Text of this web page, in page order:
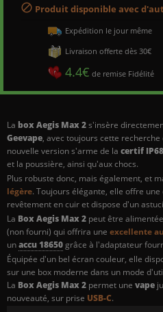
La box Aegis Max 2s'insère
Geevape, avec toujours cette recherche
nouvelle version s'arme de la certif IP68
et la poussière, ainsi qu'aux chocs.
Plus robuste donc, mais également, et
légère. Toujours élégante, elle offre
revêtement en cuir et dispose d'un
La Box Aegis Max 2 peut être
(non fourni) qui offrira une excellente
unaccu 18650grâce à l'adaptateur
Équipée d'un bel écran couleur, elle
sur une box moderne dans un mode
La Box Aegis Max 2 permet une vape
nouveauté, sur prise USB-C.
 Produit disponible avec
Expédition le jour même
Livraison offerte dès 30€
4.4€ de remise Fidélité